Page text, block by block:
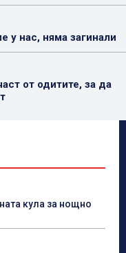
у нас, няма загинали
от одитите, за да
кула за нощно